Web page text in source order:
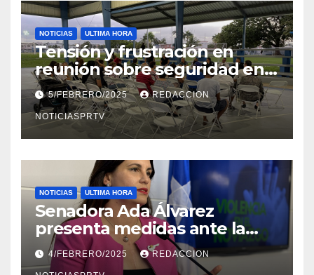
NOTICIAS ULTIMA HORA
Tensión y frustración en
reunión sobre seguridad en
Reparto Metropolitano
5/FEBRERO/2025 REDACCION
NOTICIASPRTV
NOTICIAS ULTIMA HORA
Senadora Ada Álvarez
presenta medidas ante la
violencia en el noviazgo
4/FEBRERO/2025 REDACCION